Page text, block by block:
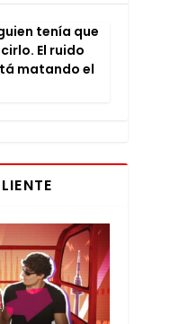
tenía que
El rui­do
matan­do el